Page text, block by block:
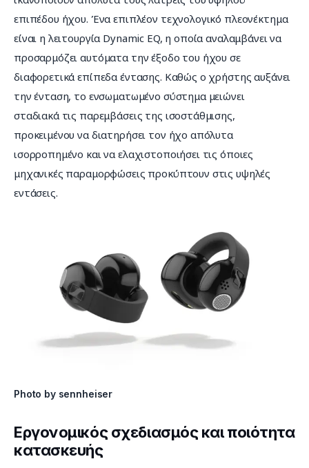
επιπέδου ήχου. Ένα επιπλέον τεχνολογικό πλεονέκτημα
είναι η λειτουργία Dynamic EQ, η οποία αναλαμβάνει να
προσαρμόζει αυτόματα την έξοδο του ήχου σε
διαφορετικά επίπεδα έντασης. Καθώς ο χρήστης αυξάνει
την ένταση, το ενσωματωμένο σύστημα μειώνει
σταδιακά τις παρεμβάσεις της ισοστάθμισης,
προκειμένου να διατηρήσει τον ήχο απόλυτα
ισορροπημένο και να ελαχιστοποιήσει τις όποιες
μηχανικές παραμορφώσεις προκύπτουν στις υψηλές
εντάσεις.
Photo by sennheiser
Εργονομικός σχεδιασμός και ποιότητα
κατασκευής